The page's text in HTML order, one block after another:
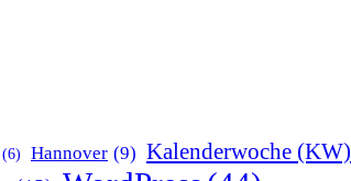
(6) Hannover (9) Kalenderwoche (KW)